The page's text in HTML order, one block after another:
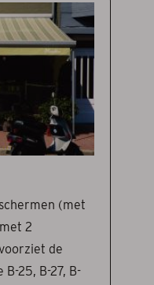
(met
2
de
25, B-27, B-